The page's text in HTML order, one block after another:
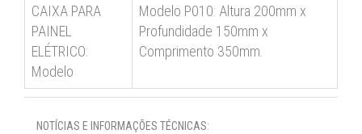
CAIXA PARA
PAINEL
ELÉTRICO:
Modelo
Modelo P010: Altura 200mm x
Profundidade 150mm x
Comprimento 350mm.
NOTÍCIAS E INFORMAÇÕES TÉCNICAS: